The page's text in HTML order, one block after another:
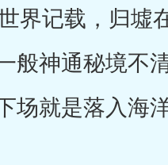
界记载，归墟
般神通秘境不
场就是落入海